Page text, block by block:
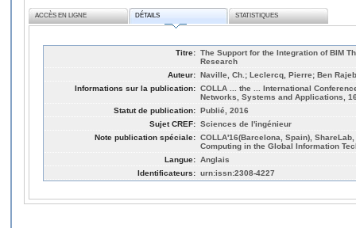
ACCÈS EN LIGNE DÉTAILS STATISTIQUES
Titre: The Support for the Integration of BIM
Research
Auteur: Naville, Ch.; Leclercq, Pierre; Ben
Informations sur la publication: COLLA ... the ... International
Networks, Systems and Applications,
Statut de publication: Publié, 2016
Sujet CREF: Sciences de l'ingénieur
Note publication spéciale: COLLA'16(Barcelona, Spain),
Computing in the Global Information
Langue: Anglais
Identificateurs: urn:issn:2308-4227